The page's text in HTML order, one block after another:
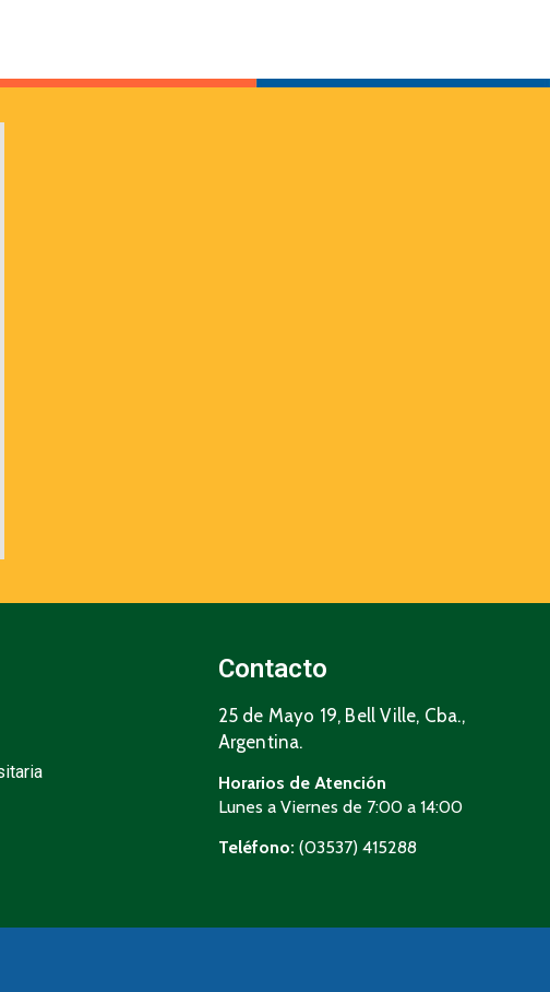
Contacto
25 de Mayo 19, Bell Ville, Cba.,
Argentina.
Horarios de Atención
Lunes a Viernes de 7:00 a 14:00
Teléfono: (03537) 415288